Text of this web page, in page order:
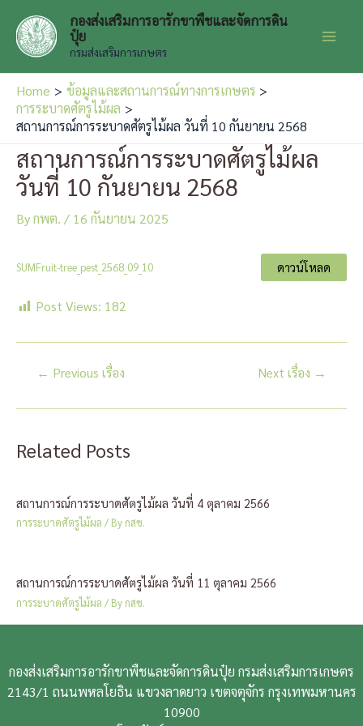
content
กองส่งเสริมการอารักขาพืชและจัดการดิน
ปุ๋ย
กรมส่งเสริมการเกษตร
Home
ข้อมูลและสถานการณ์ทางการเกษตร
การระบาดศัตรูไม้ผล
สถานการณ์การระบาดศัตรูไม้ผล วันที่ 10 กันยายน 2568
สถานการณ์การระบาดศัตรูไม้ผล
วันที่ 10 กันยายน 2568
Byกพต. / 16 กันยายน 2025
SUMFruit-tree_pest_2568_09_10 ดาวน์โหลด
Post Views: 182
แนะแนว
← Previous เรื่อง Next เรื่อง →
Related Posts
สถานการณ์การระบาดศัตรูไม้ผล วันที่ 4 ตุลาคม 2566
การระบาดศัตรูไม้ผล / Byกสช.
สถานการณ์การระบาดศัตรูไม้ผล วันที่ 11 ตุลาคม 2566
การระบาดศัตรูไม้ผล / Byกสช.
กองส่งเสริมการอารักขาพืชและจัดการดินปุ๋ย กรมส่งเสริมการเกษตร
2143/1 ถนนพหลโยธิน แขวงลาดยาว เขตจตุจักร กรุงเทพมหานคร
10900